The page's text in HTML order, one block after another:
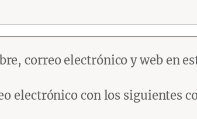
correo electrónico y web en
electrónico con los siguientes